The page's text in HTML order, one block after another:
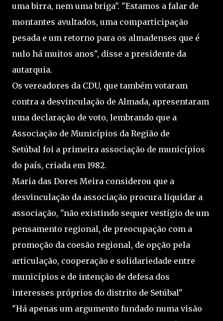
uma birra, nem uma briga". "Estamos a falar de
montantes avultados, uma comparticipação
pesada e um retorno para os almadenses que é
nulo há muitos anos", disse a presidente da
autarquia.
Os vereadores da CDU, que também votaram
contra a desvinculação de Almada, apresentaram
uma declaração de voto, lembrando que a
Associação de Municípios da Região de
Setúbal foi a primeira associação de municípios
do país, criada em 1982.
Maria das Dores Meira considerou que a
desvinculação da associação procura liquidar a
associação, "não existindo sequer vestígio de um
pensamento regional, de preocupação com a
promoção da coesão regional, de opção pela
articulação, cooperação e solidariedade entre
municípios e de intenção de defesa dos
interesses próprios do distrito de Setúbal"
"Há apenas um argumento fundado numa visão